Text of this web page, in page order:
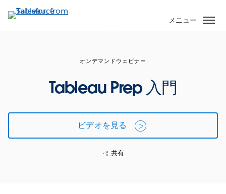
イ
移
メニュー
オンデマンドウェビナー
Tableau Prep 入門
ビデオを見る
共有